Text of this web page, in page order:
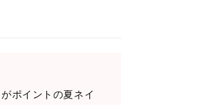
ポイントの夏ネイ